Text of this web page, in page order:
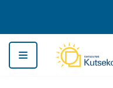
Перейти
к
содержимому